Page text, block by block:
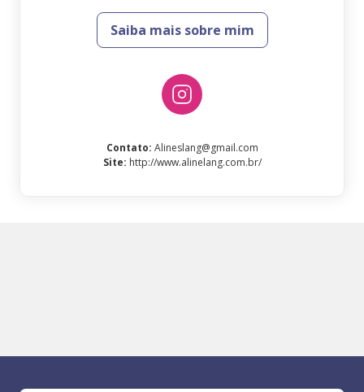
Saiba mais sobre mim
Contato: Alineslang@gmail.com
Site: http://www.alinelang.com.br/